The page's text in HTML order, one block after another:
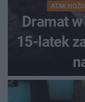
ATAK
Dramat
15-latek